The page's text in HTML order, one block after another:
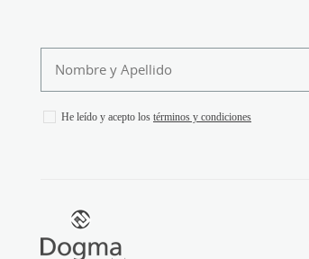
He leído y acepto los términos y condiciones